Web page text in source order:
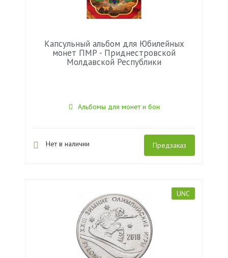
Капсульный альбом для Юбилейных
монет ПМР - Приднестровской
Молдавской Республики
Альбомы для монет и бон
Нет в наличии Предзаказ
UNC